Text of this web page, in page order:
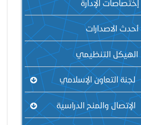
إختصاصات الإدارة
أحدث الاصدارات
الهيكل التنظيمي
لجنة التعاون الإسلامي
الإتصال والمنح الدراسية